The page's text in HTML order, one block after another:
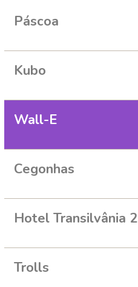
Páscoa
Kubo
Wall-E
Cegonhas
Hotel Transilvânia 2
Trolls